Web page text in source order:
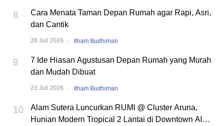
8
Cara Menata Taman Depan Rumah agar Rapi, Asri,
dan Cantik
28 Juli 2026 · Ilham Budhiman
9
7 Ide Hiasan Agustusan Depan Rumah yang Murah
dan Mudah Dibuat
23 Juli 2026 · Ilham Budhiman
10
Alam Sutera Luncurkan RUMI @ Cluster Aruna,
Hunian Modern Tropical 2 Lantai di Downtown Alam